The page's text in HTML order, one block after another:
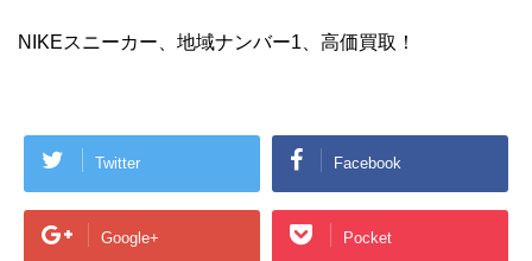
NIKEスニーカー、地域ナンバー1、高価買取！
Twitter Facebook
Google+ Pocket